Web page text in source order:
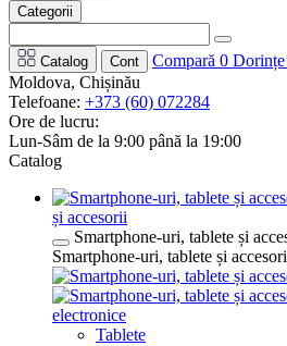
Categorii
Catalog Cont Compară 0 Dorințe
Moldova, Chișinău
Telefoane: +373 (60) 072284
Ore de lucru:
Lun-Sâm de la 9:00 până la 19:00
Catalog
și accesorii
Smartphone-uri, tablete și
Smartphone-uri, tablete și
electronice
Tablete